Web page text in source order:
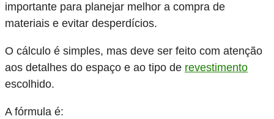
importante para planejar melhor a compra de
materiais e evitar desperdícios.
O cálculo é simples, mas deve ser feito com atenção
aos detalhes do espaço e ao tipo de revestimento
escolhido.
A fórmula é: